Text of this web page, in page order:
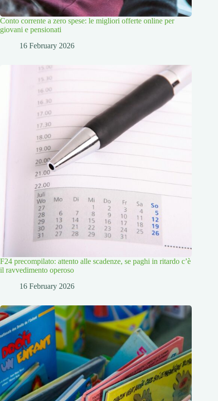
Conto corrente a zero spese: le migliori offerte online per
giovani e pensionati
16 February 2026
F24 precompilato: attento alle scadenze, se paghi in ritardo c’è
il ravvedimento operoso
16 February 2026